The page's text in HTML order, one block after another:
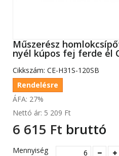
Műszerész
nyél kúpos fej ferde él
Cikkszám: CE-H31S-120SB
Rendelésre
ÁFA: 27%
Nettó ár: 5 209 Ft‎
6 615 Ft‎ bruttó
Mennyiség